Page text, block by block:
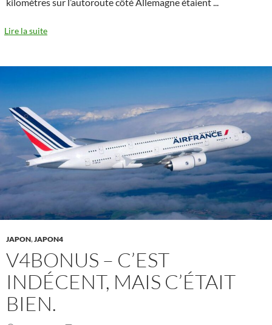
Lire la suite
JAPON,JAPON4
V4BONUS – C’EST
INDÉCENT, MAIS C’ÉTAIT
BIEN.